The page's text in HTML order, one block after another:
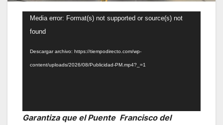
Reproductor
de
Media error: Format(s) not supported or source(s) not
found
Descargar archivo: https://tiempodirecto.com/wp-
content/uploads/2026/08/Publicidad-PM.mp4?_=1
Garantiza que el Puente Francisco del